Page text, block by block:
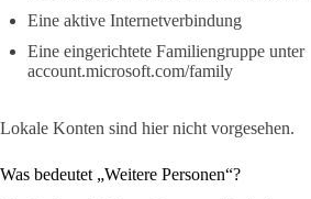
Eine aktive Internetverbindung
Eine eingerichtete Familiengruppe unter
account.microsoft.com/family
Lokale Konten sind hier nicht vorgesehen.
Was bedeutet „Weitere Personen“?